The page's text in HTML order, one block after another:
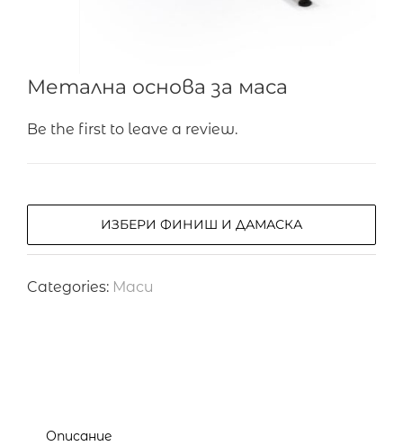
Метална основа за маса
Be the first to leave a review.
ИЗБЕРИ ФИНИШ И ДАМАСКА
Categories: Маси
Описание